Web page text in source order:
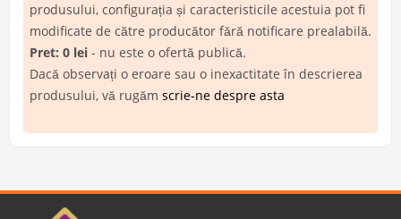
produsului, configurația și caracteristicile acestuia pot fi
modificate de către producător fără notificare prealabilă.
Pret: 0 lei - nu este o ofertă publică.
Dacă observați o eroare sau o inexactitate în descrierea
produsului, vă rugăm scrie-ne despre asta